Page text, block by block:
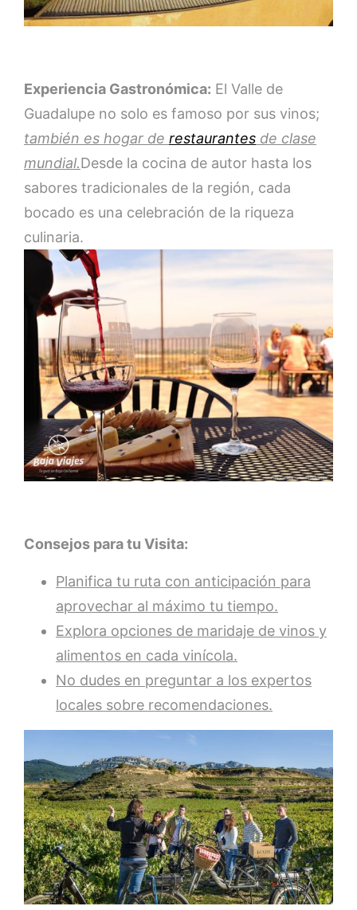
Experiencia Gastronómica: El Valle de
Guadalupe no solo es famoso por sus vinos;
también es hogar de restaurantes de clase
mundial.Desde la cocina de autor hasta los
sabores tradicionales de la región, cada
bocado es una celebración de la riqueza
culinaria.
Consejos para tu Visita:
Planifica tu ruta con anticipación para
aprovechar al máximo tu tiempo.
Explora opciones de maridaje de vinos y
alimentos en cada vinícola.
No dudes en preguntar a los expertos
locales sobre recomendaciones.